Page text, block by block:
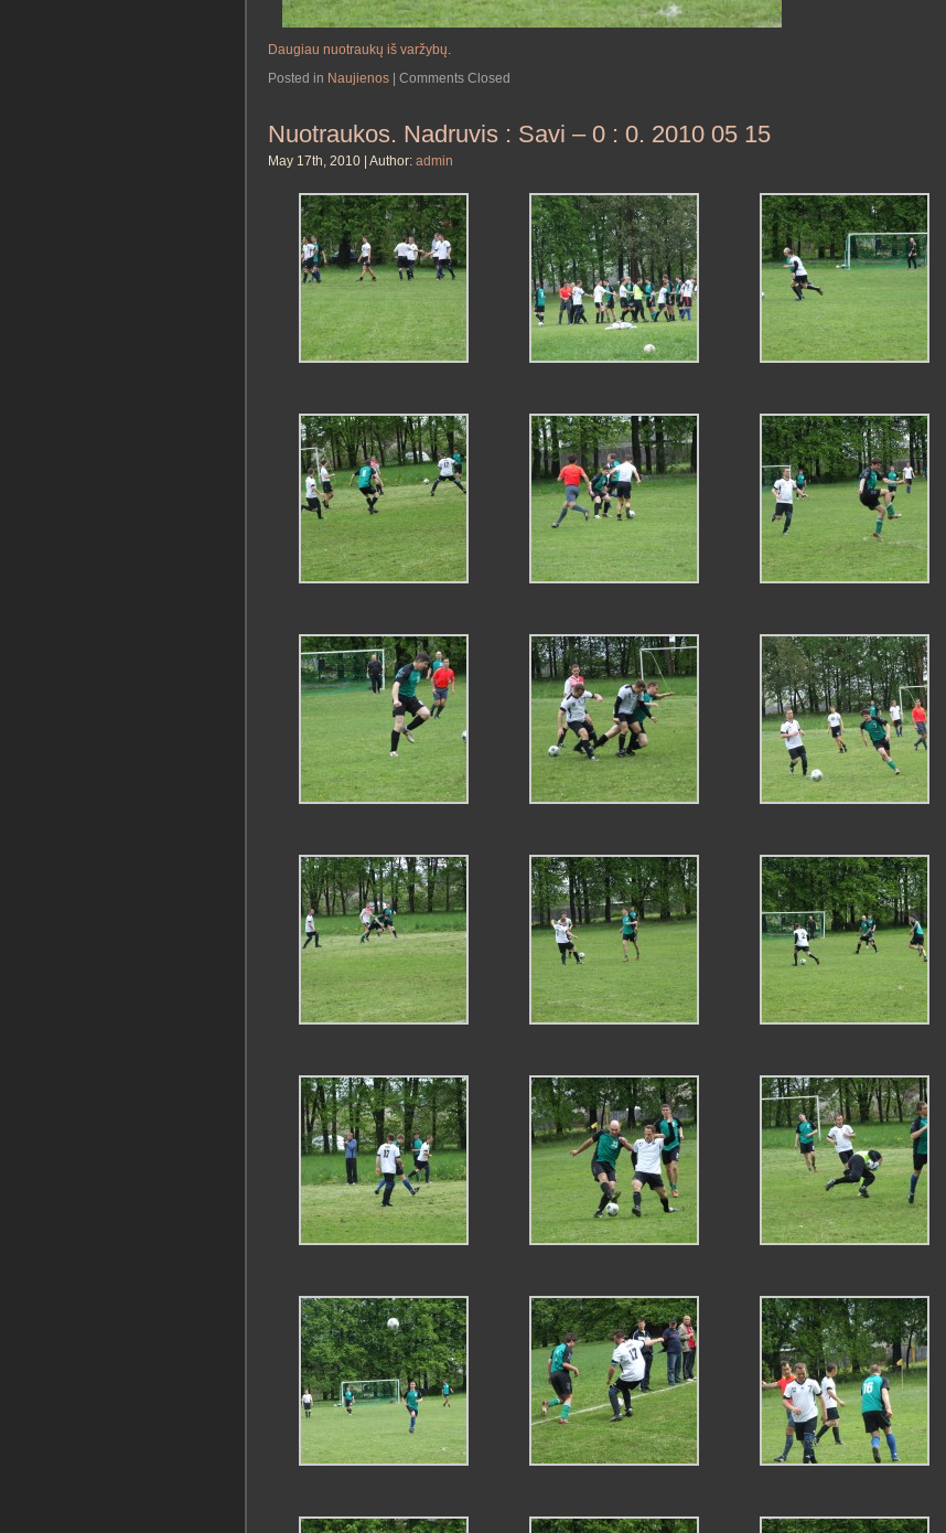
Daugiau nuotraukų iš varžybų
Posted in Naujienos | Comments Closed
Nuotraukos. Nadruvis : Savi – 0 : 0. 2010 05 15
May 17th, 2010 | Author: admin